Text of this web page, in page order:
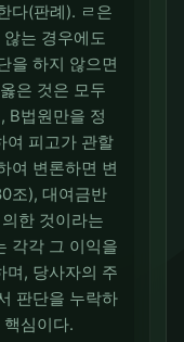
다(판례). ㄹ은
는 경우에도
을 하지 않으면
은 것은 모두
법원만을 정
여 피고가 관할
여 변론하면 변
조), 대여금반
한 것이라는
각각 그 이익을
며, 당사자의 주
판단을 누락하
심이다.